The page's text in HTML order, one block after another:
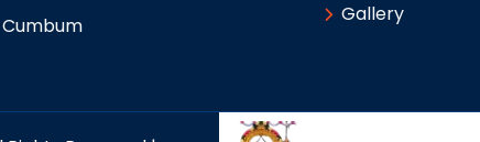
Cumbum
Gallery